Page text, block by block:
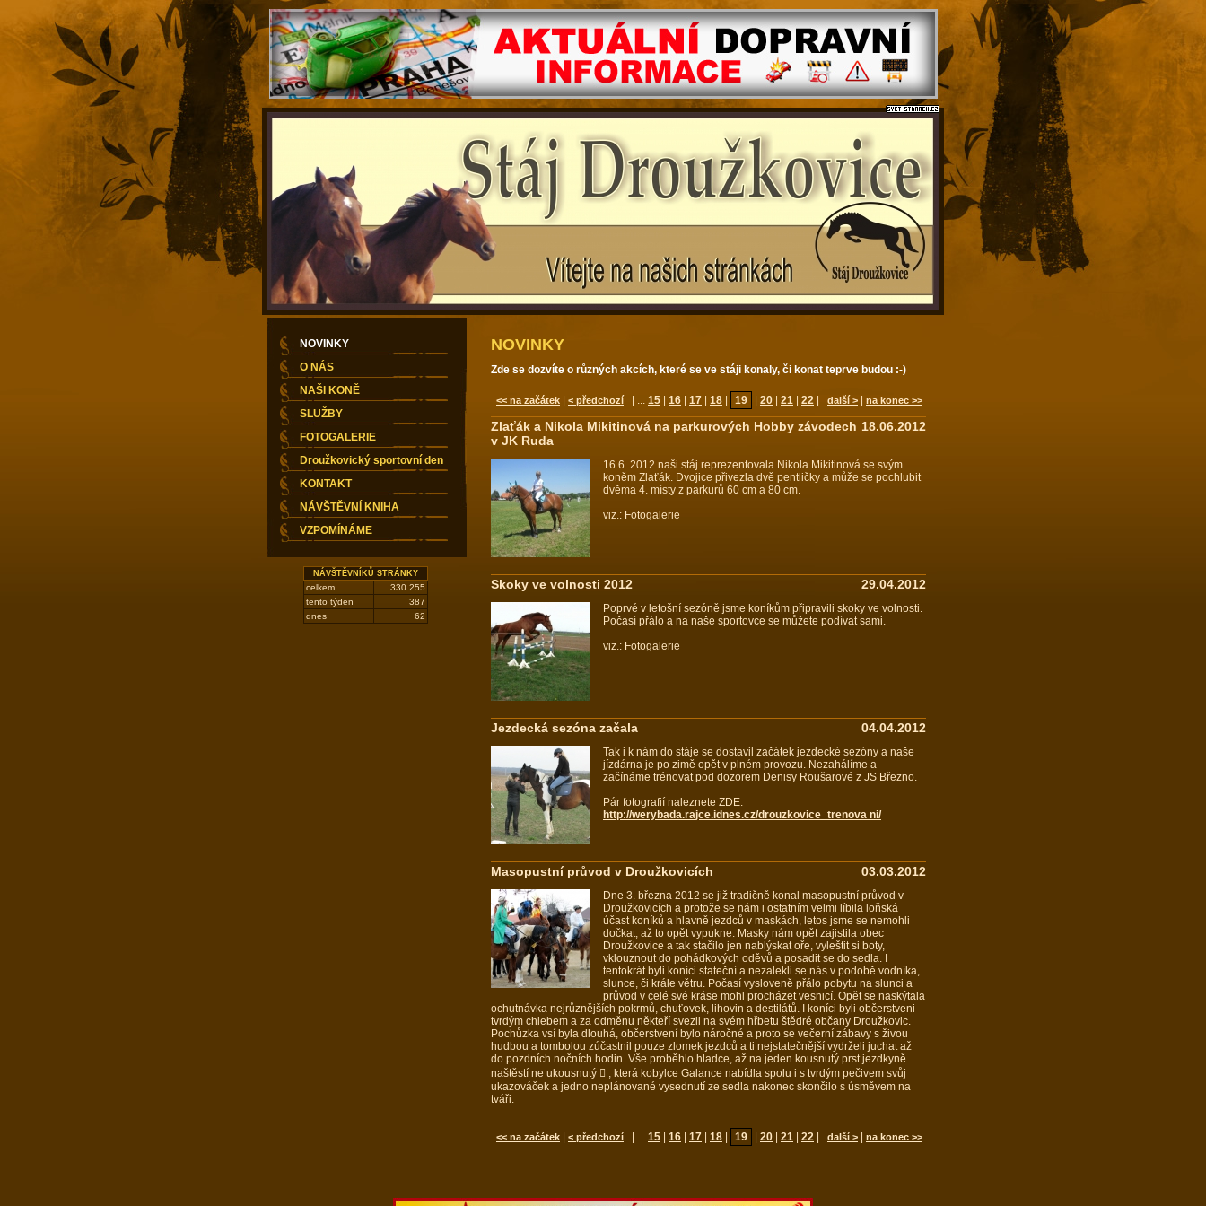
NOVINKY
Zde se dozvíte o různých akcích, které se ve stáji konaly, či konat teprve budou :-)
<< na začátek < předchozí | ... 15 16 17 18 19 20 21 22 další > na konec >>
18.06.2012
Zlaťák a Nikola Mikitinová na parkurových Hobby závodech
v JK Ruda
16.6. 2012 naši stáj reprezentovala Nikola Mikitinová se svým
koněm Zlaťák. Dvojice přivezla dvě pentličky a může se pochlubit
dvěma 4. místy z parkurů 60 cm a 80 cm.
viz.: Fotogalerie
29.04.2012
Skoky ve volnosti 2012
Poprvé v letošní sezóně jsme koníkům připravili skoky ve volnosti.
Počasí přálo a na naše sportovce se můžete podívat sami.
viz.: Fotogalerie
04.04.2012
Jezdecká sezóna začala
Tak i k nám do stáje se dostavil začátek jezdecké sezóny a naše
jízdárna je po zimě opět v plném provozu. Nezahálíme a
začínáme trénovat pod dozorem Denisy Roušarové z JS Březno.
Pár fotografií naleznete ZDE:
http://werybada.rajce.idnes.cz/drouzkovice_trenova ni/
03.03.2012
Masopustní průvod v Droužkovicích
Dne 3. března 2012 se již tradičně konal masopustní průvod v
Droužkovicích a protože se nám i ostatním velmi líbila loňská
účast koníků a hlavně jezdců v maskách, letos jsme se nemohli
dočkat, až to opět vypukne. Masky nám opět zajistila obec
Droužkovice a tak stačilo jen nablýskat oře, vyleštit si boty,
vklouznout do pohádkových oděvů a posadit se do sedla. I
tentokrát byli koníci stateční a nezalekli se nás v podobě vodníka,
slunce, či krále větru. Počasí vysloveně přálo pobytu na slunci a
průvod v celé své kráse mohl procházet vesnicí. Opět se naskýtala
ochutnávka nejrůznějších pokrmů, chuťovek, lihovin a destilátů. I koníci byli občerstveni
tvrdým chlebem a za odměnu někteří svezli na svém hřbetu štědré občany Droužkovic.
Pochůzka vsí byla dlouhá, občerstvení bylo náročné a proto se večerní zábavy s živou
hudbou a tombolou zúčastnil pouze zlomek jezdců a ti nejstatečnější vydrželi juchat až
do pozdních nočních hodin. Vše proběhlo hladce, až na jeden kousnutý prst jezdkyně …
naštěstí ne ukousnutý  , která kobylce Galance nabídla spolu i s tvrdým pečivem svůj
ukazováček a jedno neplánované vysednutí ze sedla nakonec skončilo s úsměvem na
tváři.
<< na začátek < předchozí | ... 15 16 17 18 19 20 21 22 další > na konec >>
NOVINKY
O NÁS
NAŠI KONĚ
SLUŽBY
FOTOGALERIE
Droužkovický sportovní den
KONTAKT
NÁVŠTĚVNÍ KNIHA
VZPOMÍNÁME
NÁVŠTĚVNÍKŮ STRÁNKY
celkem
330 255
tento týden
387
dnes
62